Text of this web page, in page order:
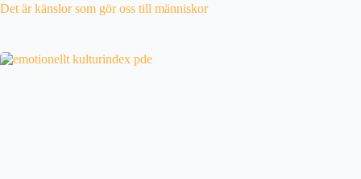
Det är känslor som gör oss till människor